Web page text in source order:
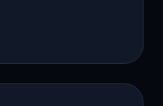
Ich freue mich